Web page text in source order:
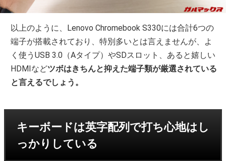
以上のように、Lenovo Chromebook S330には合計6つの
端子が搭載されており、特別多いとは言えませんが、よ
く使うUSB 3.0（Aタイプ）やSDスロット、あると嬉しい
HDMIなどツボはきちんと抑えた端子類が厳選されている
と言えるでしょう。
キーボードは英字配列で打ち心地はし
っかりしている